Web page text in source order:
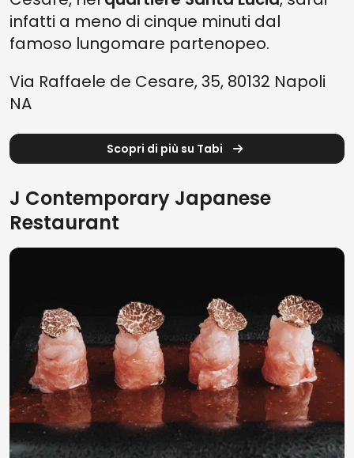
infatti a meno di cinque minuti dal
famoso lungomare partenopeo.
Via Raffaele de Cesare, 35, 80132 Napoli
NA
Scopri di più su Tabi
J Contemporary Japanese
Restaurant